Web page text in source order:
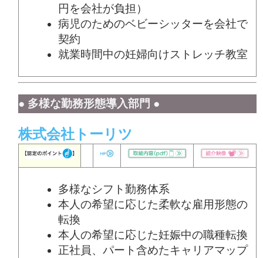
円を会社が負担）
病児のためのベビーシッターを会社で
契約
就業時間中の妊婦向けストレッチ教室
● 多様な勤務形態導入部門 ●
株式会社トーリツ
多様なシフト勤務体系
本人の希望に応じた柔軟な雇用形態の
転換
本人の希望に応じた妊娠中の職種転換
正社員、パート含めたキャリアマップ